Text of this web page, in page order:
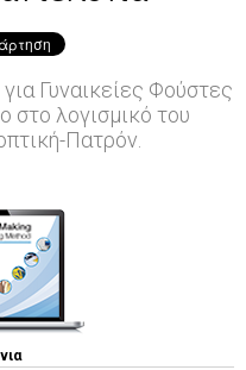
Γυναικείες Φούστες
στο λογισμικό του
Πατρόν.